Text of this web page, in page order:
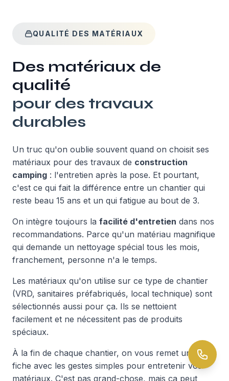
QUALITÉ DES MATÉRIAUX
Des matériaux de
qualité
pour des travaux
durables
Un truc qu'on oublie souvent quand on choisit ses
matériaux pour des travaux de construction
camping : l'entretien après la pose. Et pourtant,
c'est ce qui fait la différence entre un chantier qui
reste beau 15 ans et un qui fatigue au bout de 3.
On intègre toujours la facilité d'entretien dans nos
recommandations. Parce qu'un matériau magnifique
qui demande un nettoyage spécial tous les mois,
franchement, personne n'a le temps.
Les matériaux qu'on utilise sur ce type de chantier
(VRD, sanitaires préfabriqués, local technique) sont
sélectionnés aussi pour ça. Ils se nettoient
facilement et ne nécessitent pas de produits
spéciaux.
À la fin de chaque chantier, on vous remet une
fiche avec les gestes simples pour entretenir vos
matériaux. C'est pas grand-chose, mais ça peut